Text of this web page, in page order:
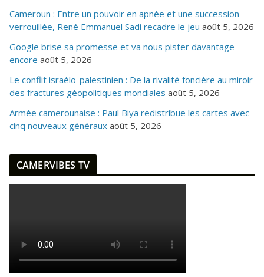
Cameroun : Entre un pouvoir en apnée et une succession
verrouillée, René Emmanuel Sadi recadre le jeu août 5, 2026
Google brise sa promesse et va nous pister davantage
encore août 5, 2026
Le conflit israélo-palestinien : De la rivalité foncière au miroir
des fractures géopolitiques mondiales août 5, 2026
Armée camerounaise : Paul Biya redistribue les cartes avec
cinq nouveaux généraux août 5, 2026
CAMERVIBES TV